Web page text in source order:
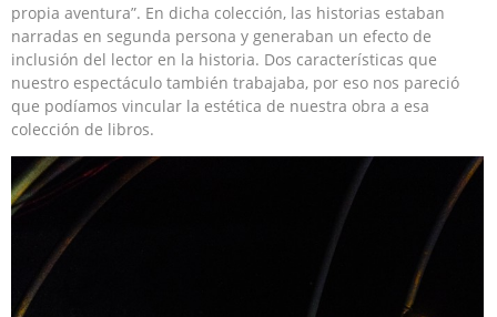
propia aventura”. En dicha colección, las historias estaban
narradas en segunda persona y generaban un efecto de
inclusión del lector en la historia. Dos características que
nuestro espectáculo también trabajaba, por eso nos pareció
que podíamos vincular la estética de nuestra obra a esa
colección de libros.